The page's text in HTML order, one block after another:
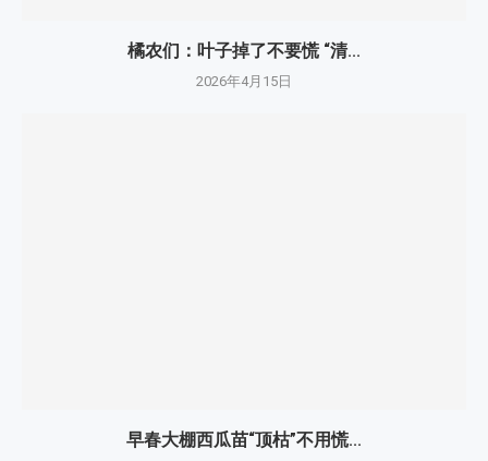
橘农们：叶子掉了不要慌 “清...
2026年4月15日
早春大棚西瓜苗“顶枯”不用慌...